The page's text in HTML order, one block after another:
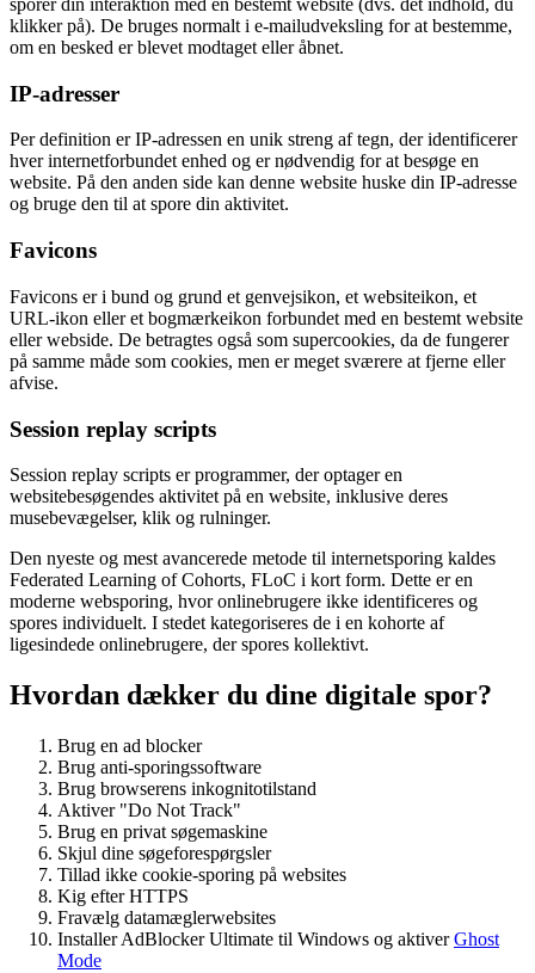
sporer din interaktion med en bestemt website (dvs. det indhold, du
klikker på). De bruges normalt i e-mailudveksling for at bestemme,
om en besked er blevet modtaget eller åbnet.
IP-adresser
Per definition er IP-adressen en unik streng af tegn, der identificerer
hver internetforbundet enhed og er nødvendig for at besøge en
website. På den anden side kan denne website huske din IP-adresse
og bruge den til at spore din aktivitet.
Favicons
Favicons er i bund og grund et genvejsikon, et websiteikon, et
URL-ikon eller et bogmærkeikon forbundet med en bestemt website
eller webside. De betragtes også som supercookies, da de fungerer
på samme måde som cookies, men er meget sværere at fjerne eller
afvise.
Session replay scripts
Session replay scripts er programmer, der optager en
websitebesøgendes aktivitet på en website, inklusive deres
musebevægelser, klik og rulninger.
Den nyeste og mest avancerede metode til internetsporing kaldes
Federated Learning of Cohorts, FLoC i kort form. Dette er en
moderne websporing, hvor onlinebrugere ikke identificeres og
spores individuelt. I stedet kategoriseres de i en kohorte af
ligesindede onlinebrugere, der spores kollektivt.
Hvordan dækker du dine digitale spor?
Brug en ad blocker
Brug anti-sporingssoftware
Brug browserens inkognitotilstand
Aktiver "Do Not Track"
Brug en privat søgemaskine
Skjul dine søgeforespørgsler
Tillad ikke cookie-sporing på websites
Kig efter HTTPS
Fravælg datamæglerwebsites
Installer AdBlocker Ultimate til Windows og aktiverGhost
Mode